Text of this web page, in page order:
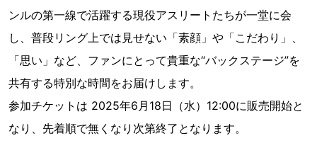
ンルの第一線で活躍する現役アスリートたちが一堂に会
し、普段リング上では見せない「素顔」や「こだわり」、
「思い」など、ファンにとって貴重な“バックステージ”を
共有する特別な時間をお届けします。
参加チケットは 2025年6月18日（水）12:00に販売開始と
なり、先着順で無くなり次第終了となります。